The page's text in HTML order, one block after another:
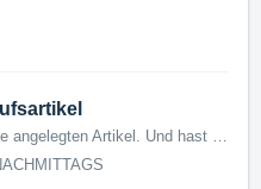
In der Übersicht siehst du alle angelegten Artikel. Und hast hier mehrere Optionen, welche du nutzen kannst. Benötigtes Modul: LINA Buy Benötigtes Rec...